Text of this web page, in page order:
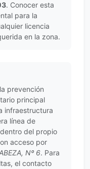
. Conocer esta
para la
licencia
en la zona.
prevención
principal
infraestructura
línea de
del propio
acceso por
Nº 6. Para
el contacto